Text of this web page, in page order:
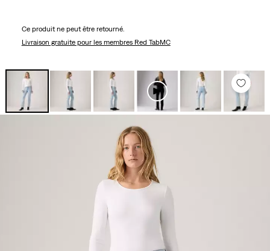
Ce produit ne peut être retourné.
Livraison gratuitepour les membres Red TabMC